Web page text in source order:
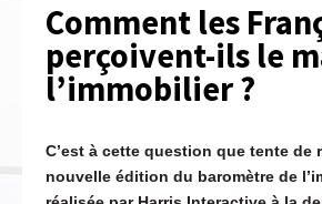
Comment les
perçoivent-ils le
l’immobilier ?
C’est à cette question que tente de
nouvelle édition du baromètre de